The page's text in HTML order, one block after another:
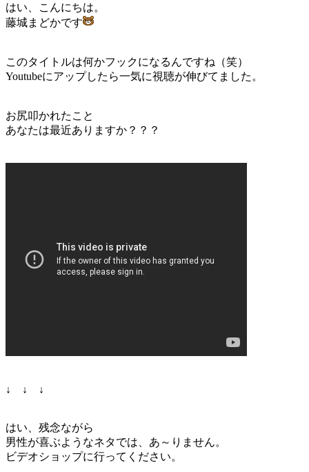
はい、こんにちは。
藤城まどかです
このタイトルは何かフックになるんですね（笑）
Youtubeにアップしたら一気に視聴が伸びてました。
お尻叩かれたこと
あなたは最近ありますか？？？
↓ ↓ ↓
はい、残念ながら
男性が喜ぶようなネタでは、あ～りません。
ビデオショップに行ってください。